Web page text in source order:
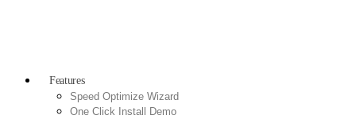
Features
Speed Optimize Wizard
One Click Install Demo